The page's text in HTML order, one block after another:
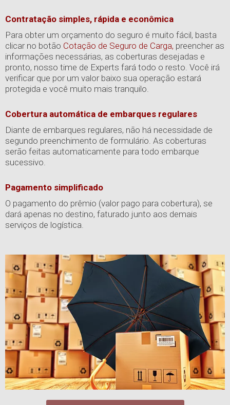
Contratação simples, rápida e econômica
Para obter um orçamento do seguro é muito fácil, basta
clicar no botão Cotação de Seguro de Carga, preencher as
informações necessárias, as coberturas desejadas e
pronto, nosso time de Experts fará todo o resto. Você irá
verificar que por um valor baixo sua operação estará
protegida e você muito mais tranquilo.
Cobertura automática de embarques regulares
Diante de embarques regulares, não há necessidade de
segundo preenchimento de formulário. As coberturas
serão feitas automaticamente para todo embarque
sucessivo.
Pagamento simplificado
O pagamento do prêmio (valor pago para cobertura), se
dará apenas no destino, faturado junto aos demais
serviços de logística.